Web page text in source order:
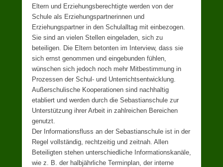
Eltern und Erziehungsberechtigte werden von der
Schule als Erziehungspartnerinnen und
Erziehungspartner in den Schulalltag mit einbezogen.
Sie sind an vielen Stellen eingeladen, sich zu
beteiligen. Die Eltern betonten im Interview, dass sie
sich ernst genommen und eingebunden fühlen,
wünschen sich jedoch noch mehr Mitbestimmung in
Prozessen der Schul- und Unterrichtsentwicklung.
Außerschulische Kooperationen sind nachhaltig
etabliert und werden durch die Sebastianschule zur
Unterstützung ihrer Arbeit in zahlreichen Bereichen
genutzt.
Der Informationsfluss an der Sebastianschule ist in der
Regel vollständig, rechtzeitig und zeitnah. Allen
Beteiligten stehen unterschiedliche Informationskanäle,
wie z. B. der halbjährliche Terminplan, der interne